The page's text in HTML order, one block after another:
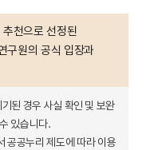
천으로 선정된
구원의 공식 입장과
된 경우 사실 확인 및 보완
있습니다.
공공누리 제도에 따라 이용